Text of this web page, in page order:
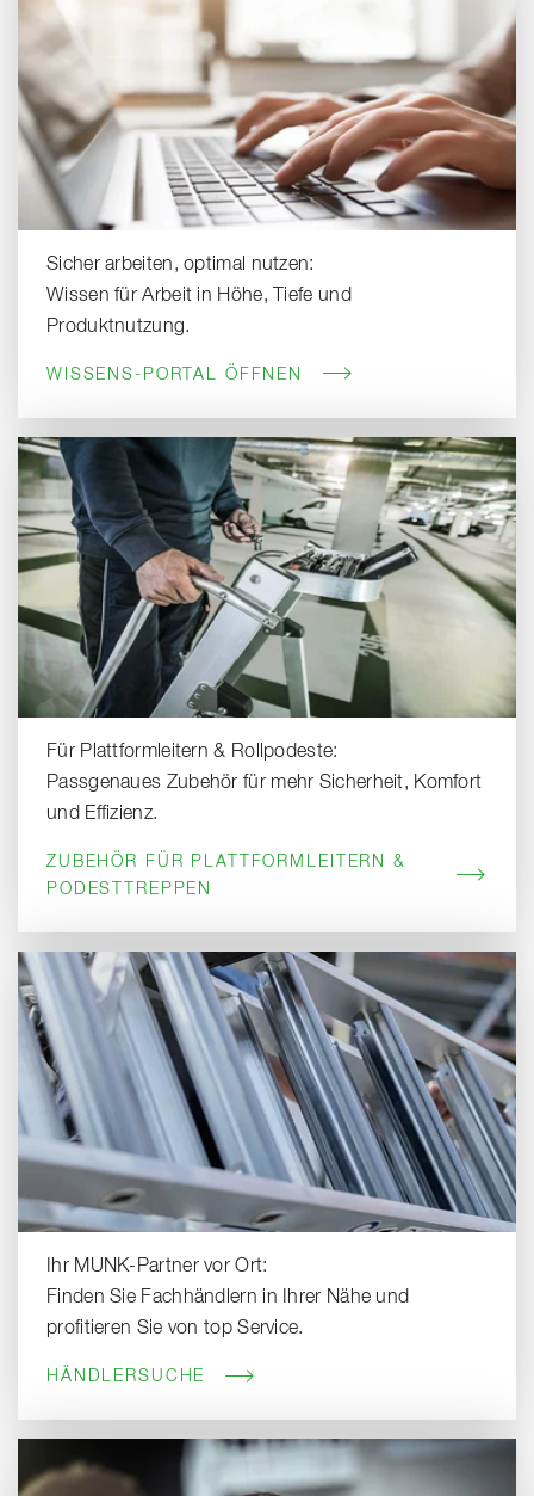
Sicher arbeiten, optimal nutzen:
Wissen für Arbeit in Höhe, Tiefe und
Produktnutzung.
WISSENS-PORTAL ÖFFNEN
Für Plattformleitern & Rollpodeste:
Passgenaues Zubehör für mehr Sicherheit, Komfort
und Effizienz.
ZUBEHÖR FÜR PLATTFORMLEITERN &
PODESTTREPPEN
Ihr MUNK-Partner vor Ort:
Finden Sie Fachhändlern in Ihrer Nähe und
profitieren Sie von top Service.
HÄNDLERSUCHE